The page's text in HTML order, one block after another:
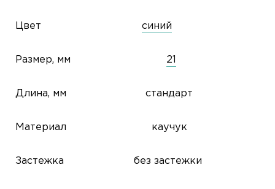
Цвет синий
Размер, мм 21
Длина, мм стандарт
Материал каучук
Застежка без застежки